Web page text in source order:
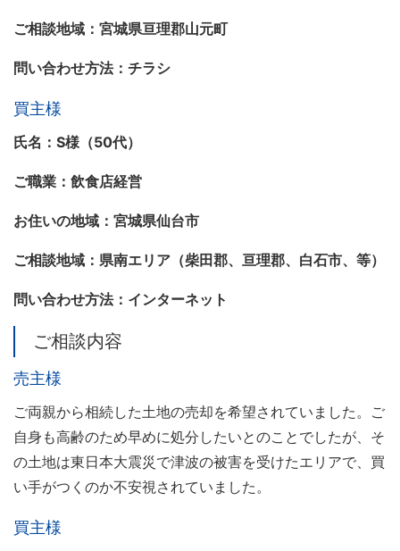
ご相談地域：宮城県亘理郡山元町
問い合わせ方法：チラシ
買主様
氏名：S様（50代）
ご職業：飲食店経営
お住いの地域：宮城県仙台市
ご相談地域：県南エリア（柴田郡、亘理郡、白石市、等）
問い合わせ方法：インターネット
ご相談内容
売主様
ご両親から相続した土地の売却を希望されていました。ご
自身も高齢のため早めに処分したいとのことでしたが、そ
の土地は東日本大震災で津波の被害を受けたエリアで、買
い手がつくのか不安視されていました。
買主様